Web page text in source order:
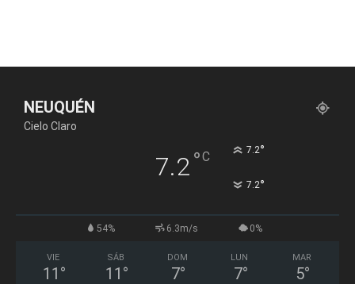
NEUQUÉN
Cielo Claro
7.2°C 7.2°
7.2°
54% 6.3m/s 0%
VIE
11 °
SÁB
11 °
DOM
7°
LUN
7°
MAR
5°